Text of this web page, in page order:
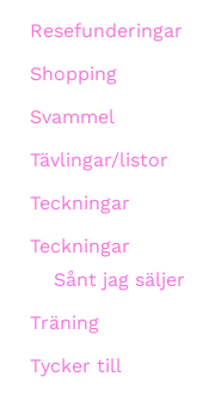
Resefunderingar
Shopping
Svammel
Tävlingar/listor
Teckningar
Teckningar
Sånt jag säljer
Träning
Tycker till